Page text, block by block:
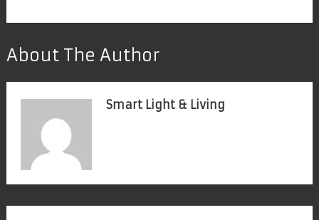
About The Author
Smart Light & Living